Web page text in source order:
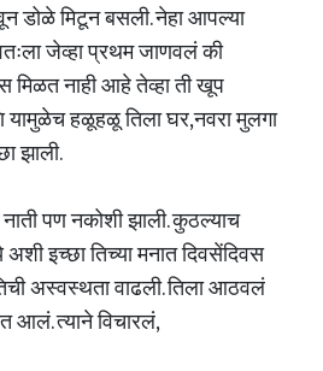
डोळे मिटून बसली. नेहा आपल्या
जेव्हा प्रथम जाणवलं की
मिळत नाही आहे तेव्हा ती खूप
हळूहळू तिला घर,नवरा मुलगा
झाली.
पण नकोशी झाली. कुठल्याच
इच्छा तिच्या मनात दिवसेंदिवस
अस्वस्थता वाढली. तिला आठवलं
आलं. त्याने विचारलं,